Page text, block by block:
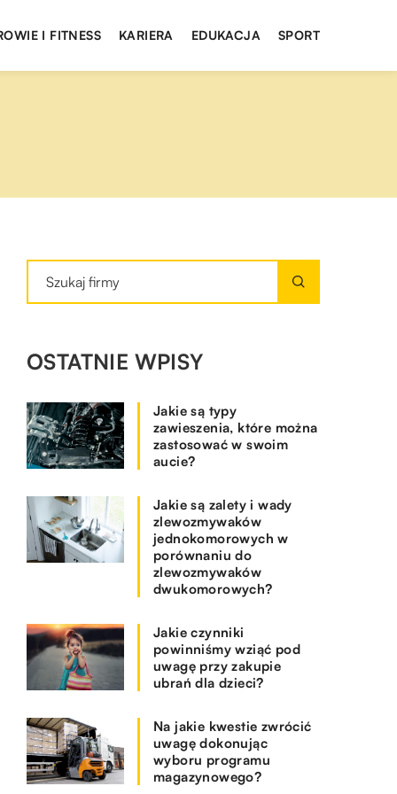
I FITNESS KARIERA EDUKACJA SPORT
OSTATNIE WPISY
Jakie są typy
zawieszenia, które można
zastosować w swoim
aucie?
Jakie są zalety i wady
zlewozmywaków
jednokomorowych w
porównaniu do
zlewozmywaków
dwukomorowych?
Jakie czynniki
powinniśmy wziąć pod
uwagę przy zakupie
ubrań dla dzieci?
Na jakie kwestie zwrócić
uwagę dokonując
wyboru programu
magazynowego?